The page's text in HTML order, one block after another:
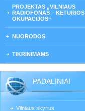
PROJEKTAS „VILNIAUS
RADIOFONAS – KETURIOS
OKUPACIJOS“
NUORODOS
TIKRINIMAMS
PADALINIAI
Vilniaus skyrius